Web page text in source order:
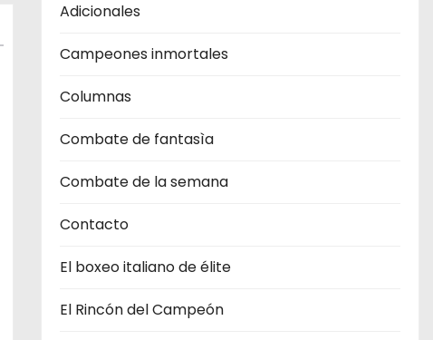
Adicionales
Campeones inmortales
Columnas
Combate de fantasìa
Combate de la semana
Contacto
El boxeo italiano de élite
El Rincón del Campeón